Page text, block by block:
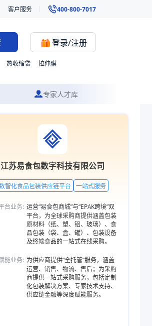
客户服务 400-800-7017
登录/注册
热收缩袋 拉伸膜
专家人才库
质、型号与功能的灵活定制，并提供从
江苏易食包数字科技有限公司
智化食品包装供应链平台 一站式服务
台业务: 运营“易食包商城”与“EPAK跨境”双
平台，为全球采购商提供涵盖包装
原材料（纸、塑、铝、玻璃）、食
品包装（袋、盒、罐）、包装设备
及终端食品的一站式在线采购。
能业务: 为供应商提供“全托管”服务，涵盖
运营、销售、物流、售后；为采购
商提供一站式采购服务，包括定制
化包装解决方案、专家技术支持、
供应链金融等深度赋能服务。